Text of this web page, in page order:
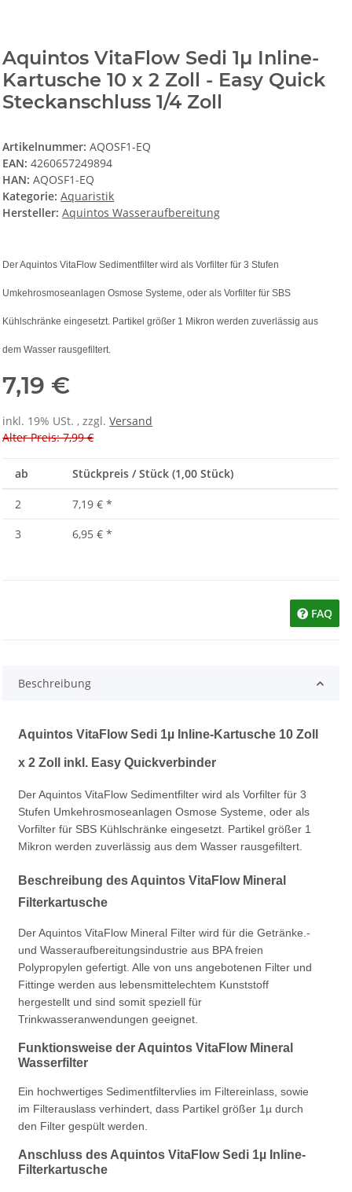
Aquintos VitaFlow Sedi 1µ Inline-
Kartusche 10 x 2 Zoll - Easy Quick
Steckanschluss 1/4 Zoll
Artikelnummer:AQOSF1-EQ
EAN: 4260657249894
HAN: AQOSF1-EQ
Kategorie:Aquaristik
Hersteller: Aquintos Wasseraufbereitung
Der Aquintos VitaFlow Sedimentfilter wird als Vorfilter für 3 Stufen
Umkehrosmoseanlagen Osmose Systeme, oder als Vorfilter für SBS
Kühlschränke eingesetzt. Partikel größer 1 Mikron werden zuverlässig aus
dem Wasser rausgefiltert.
7,19 €
inkl. 19% USt. , zzgl.Versand
Alter Preis: 7,99 €
ab Stückpreis / Stück (1,00 Stück)
2 7,19 € *
3
6,95 € *
FAQ
Beschreibung
Aquintos VitaFlow Sedi 1µ Inline-Kartusche 10 Zoll
x 2 Zoll inkl. Easy Quickverbinder
Der Aquintos VitaFlow Sedimentfilter wird als Vorfilter für 3
Stufen Umkehrosmoseanlagen Osmose Systeme, oder als
Vorfilter für SBS Kühlschränke eingesetzt. Partikel größer 1
Mikron werden zuverlässig aus dem Wasser rausgefiltert.
Beschreibung des Aquintos VitaFlow Mineral
Filterkartusche
Der Aquintos VitaFlow Mineral Filter wird für die Getränke.-
und Wasseraufbereitungsindustrie aus BPA freien
Polypropylen gefertigt. Alle von uns angebotenen Filter und
Fittinge werden aus lebensmittelechtem Kunststoff
hergestellt und sind somit speziell für
Trinkwasseranwendungen geeignet.
Funktionsweise der Aquintos VitaFlow Mineral
Wasserfilter
Ein hochwertiges Sedimentfiltervlies im Filtereinlass, sowie
im Filterauslass verhindert, dass Partikel größer 1µ durch
den Filter gespült werden.
Anschluss des Aquintos VitaFlow Sedi 1µ Inline-
Filterkartusche